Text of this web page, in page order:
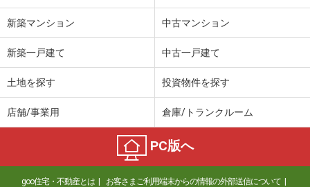
栃木県宇都宮市本町
17.05万円
貸店舗（建物一部）
栃木県宇都宮市駒生１丁目
8.90万円
住 所
栃木県宇都宮市駒生１丁目
物件種別 貸店舗・事務所
新築マンション 中古マンション
新築一戸建て 中古一戸建て
土地を探す 投資物件を探す
店舗/事業用 倉庫/トランクルーム
PC版へ
goo住宅・不動産とは お客さまご利用端末からの情報の外部送信について